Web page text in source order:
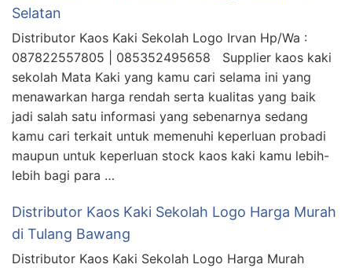
Selatan
Distributor Kaos Kaki Sekolah Logo Irvan Hp/Wa :
087822557805 | 085352495658 Supplier kaos kaki
sekolah Mata Kaki yang kamu cari selama ini yang
menawarkan harga rendah serta kualitas yang baik
jadi salah satu informasi yang sebenarnya sedang
kamu cari terkait untuk memenuhi keperluan probadi
maupun untuk keperluan stock kaos kaki kamu lebih-
lebih bagi para …
Distributor Kaos Kaki Sekolah Logo Harga Murah
di Tulang Bawang
Distributor Kaos Kaki Sekolah Logo Harga Murah